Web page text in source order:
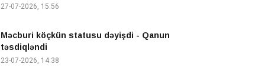
27-07-2026, 15:56
Məcburi köçkün statusu dəyişdi - Qanun
təsdiqləndi
23-07-2026, 14:38